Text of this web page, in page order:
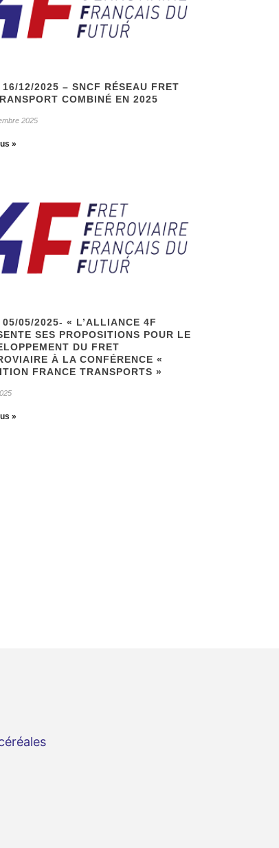
16/12/2025 – SNCF RÉSEAU FRET
COMBINÉ EN 2025
2025
»
05/05/2025- « L’ALLIANCE 4F
SES PROPOSITIONS POUR LE
DU FRET
À LA CONFÉRENCE «
FRANCE TRANSPORTS »
»